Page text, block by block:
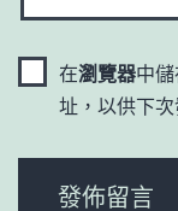
在瀏覽器中
址，以供下